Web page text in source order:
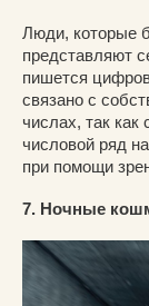
Люди, которые
представляют
пишется
связано с
числах, так
числовой ряд
при помощи
7. Ночные